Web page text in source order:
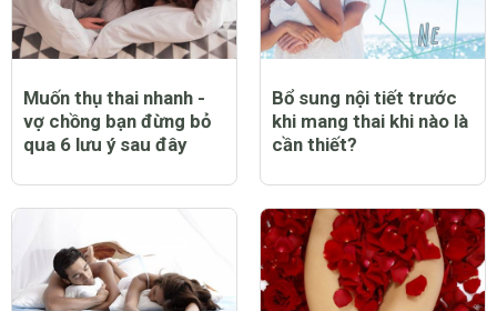
Muốn thụ thai nhanh -
vợ chồng bạn đừng bỏ
qua 6 lưu ý sau đây
Bổ sung nội tiết trước
khi mang thai khi nào là
cần thiết?